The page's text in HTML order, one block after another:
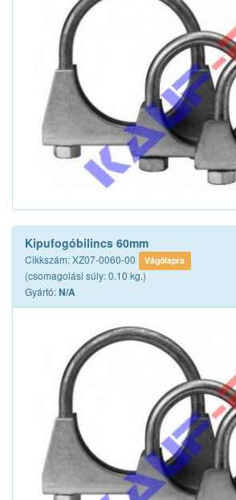
Kipufogóbilincs 60mm
Cikkszám: XZ07-0060-00 Vágólapra
(csomagolási súly: 0.10 kg.)
Gyártó:N/A